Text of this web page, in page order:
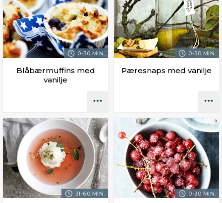
0-30 MIN.
Blåbærmuffins med
vanilje
0-30 MIN.
Pæresnaps med vanilje
31-60 MIN. 0-30 MIN.